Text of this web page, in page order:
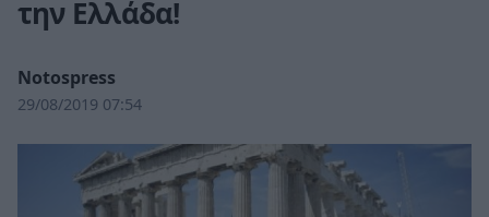
την Ελλάδα!
Notospress
29/08/2019 07:54